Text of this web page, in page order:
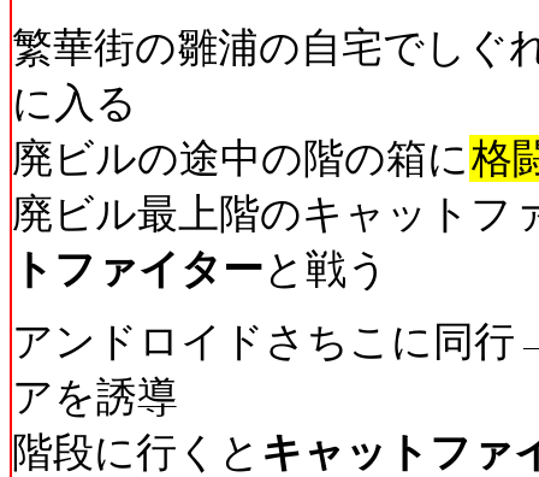
繁華街の雛浦の自宅でし
に入る
廃ビルの途中の階の箱に格
廃ビル最上階のキャット
トファイターと戦う
アンドロイドさちこに同
アを誘導
階段に行くと キャットファ